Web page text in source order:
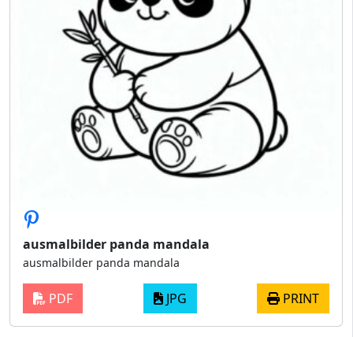
ausmalbilder panda mandala
ausmalbilder panda mandala
PDF JPG PRINT